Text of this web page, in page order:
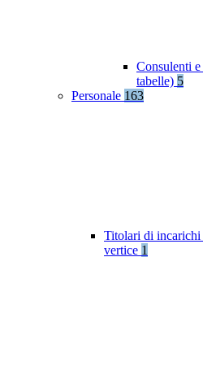
Consulenti
tabelle) 5
Personale 163
Titolari di
vertice 1